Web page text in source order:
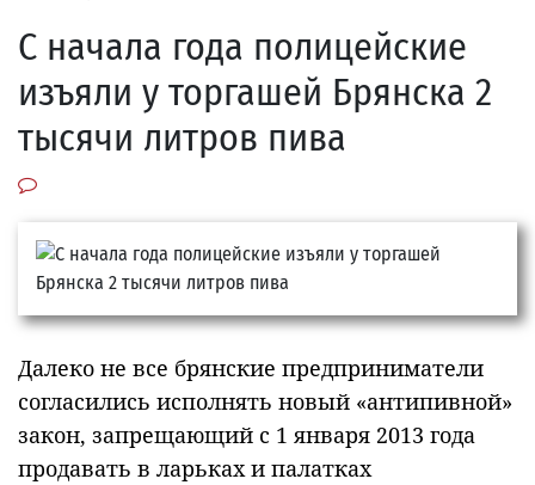
С начала года полицейские
изъяли у торгашей Брянска 2
тысячи литров пива
Далеко не все брянские предприниматели
согласились исполнять новый «антипивной»
закон, запрещающий с 1 января 2013 года
продавать в ларьках и палатках